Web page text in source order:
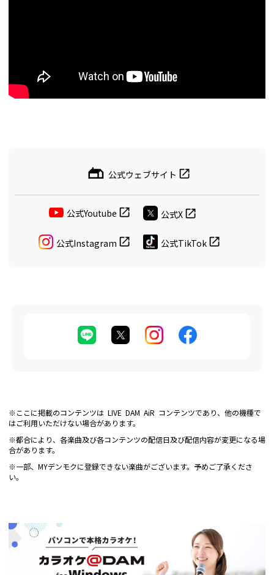
公式ウェブサイト
公式Youtube 公式X
公式Instagram 公式TikTok
※ここに掲載のコンテンツは LIVE DAM AiR コンテンツであり、他の機種で
はご利用いただけない場合があります。
※都合により、各楽曲及び各コンテンツの配信日及び配信内容が変更になる場
合があります。
※一部、MYデンモクに登録できない楽曲がございます。予めご了承くださ
い。